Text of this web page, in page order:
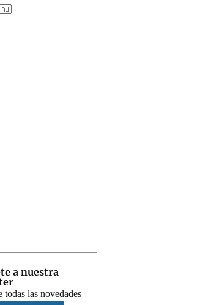
a nuestra
todas las novedades